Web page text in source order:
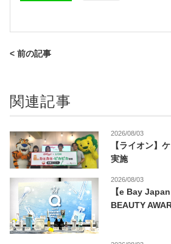
< 前の記事
関連記事
2026/08/03
【ライオン】
実施
2026/08/03
【e Bay
BEAUTY